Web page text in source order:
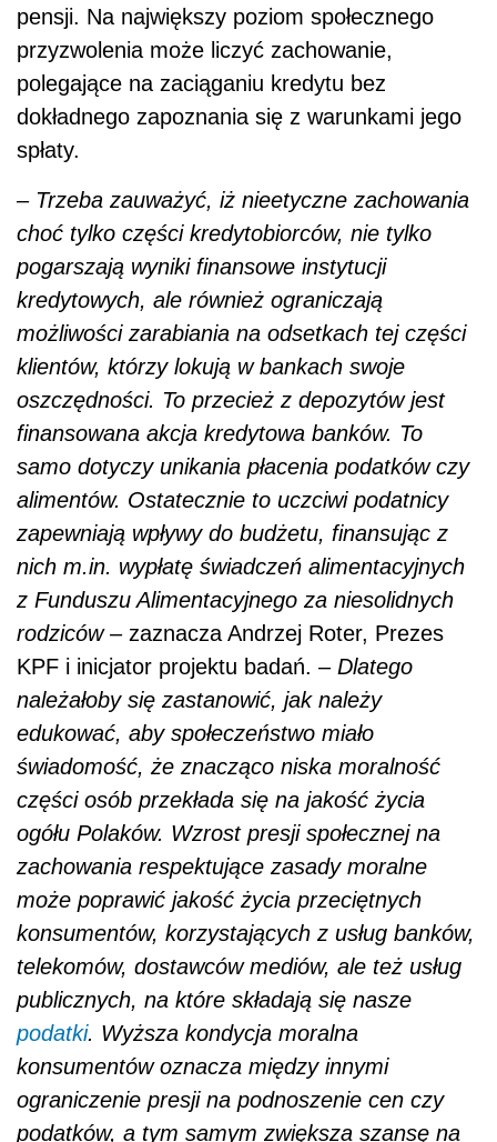
pensji. Na największy poziom społecznego
przyzwolenia może liczyć zachowanie,
polegające na zaciąganiu kredytu bez
dokładnego zapoznania się z warunkami jego
spłaty.
– Trzeba zauważyć, iż nieetyczne zachowania
choć tylko części kredytobiorców, nie tylko
pogarszają wyniki finansowe instytucji
kredytowych, ale również ograniczają
możliwości zarabiania na odsetkach tej części
klientów, którzy lokują w bankach swoje
oszczędności. To przecież z depozytów jest
finansowana akcja kredytowa banków. To
samo dotyczy unikania płacenia podatków czy
alimentów. Ostatecznie to uczciwi podatnicy
zapewniają wpływy do budżetu, finansując z
nich m.in. wypłatę świadczeń alimentacyjnych
z Funduszu Alimentacyjnego za niesolidnych
rodziców – zaznacza Andrzej Roter, Prezes
KPF i inicjator projektu badań. – Dlatego
należałoby się zastanowić, jak należy
edukować, aby społeczeństwo miało
świadomość, że znacząco niska moralność
części osób przekłada się na jakość życia
ogółu Polaków. Wzrost presji społecznej na
zachowania respektujące zasady moralne
może poprawić jakość życia przeciętnych
konsumentów, korzystających z usług banków,
telekomów, dostawców mediów, ale też usług
publicznych, na które składają się nasze
podatki. Wyższa kondycja moralna
konsumentów oznacza między innymi
ograniczenie presji na podnoszenie cen czy
podatków, a tym samym zwiększa szansę na